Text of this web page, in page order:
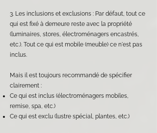
3. Les inclusions et exclusions : Par défaut, tout ce
qui est fixé à demeure reste avec la propriété
(luminaires, stores, électroménagers encastrés,
etc.). Tout ce qui est mobile (meuble) ce n'est pas
inclus.
Mais il est toujours recommandé de spécifier
clairement :
Ce qui est inclus (électroménagers mobiles,
remise, spa, etc.)
Ce qui est exclu (lustre spécial, plantes, etc.)